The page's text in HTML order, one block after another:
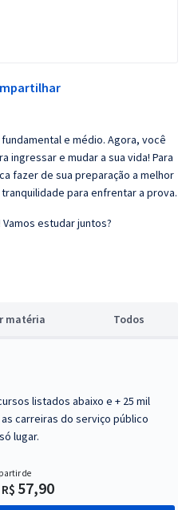
fundamental e médio. Agora, você
ingressar e mudar a sua vida! Para
fazer de sua preparação a melhor
para enfrentar a prova.
estudar juntos?
matéria Todos
listados abaixo e + 25 mil
carreiras do serviço público
lugar.
de
R$ 57,90